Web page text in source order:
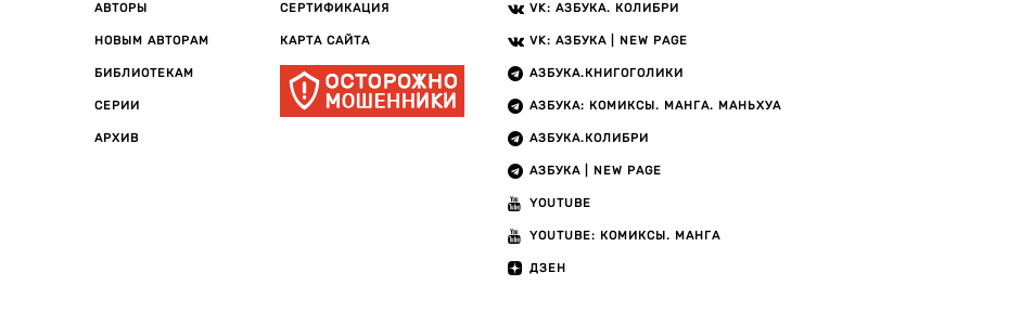
АВТОРЫ
НОВЫМ АВТОРАМ
БИБЛИОТЕКАМ
СЕРИИ
АРХИВ
СЕРТИФИКАЦИЯ
КАРТА САЙТА
VK: АЗБУКА. КОЛИБРИ
VK: АЗБУКА | NEW PAGE
АЗБУКА.КНИГОГОЛИКИ
АЗБУКА: КОМИКСЫ. МАНГА. МАНЬХУА
АЗБУКА.КОЛИБРИ
АЗБУКА | NEW PAGE
YOUTUBE
YOUTUBE: КОМИКСЫ. МАНГА
ДЗЕН